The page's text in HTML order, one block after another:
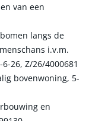
van een
langs de
i.v.m.
26, Z/26/4000681
bovenwoning, 5-
en